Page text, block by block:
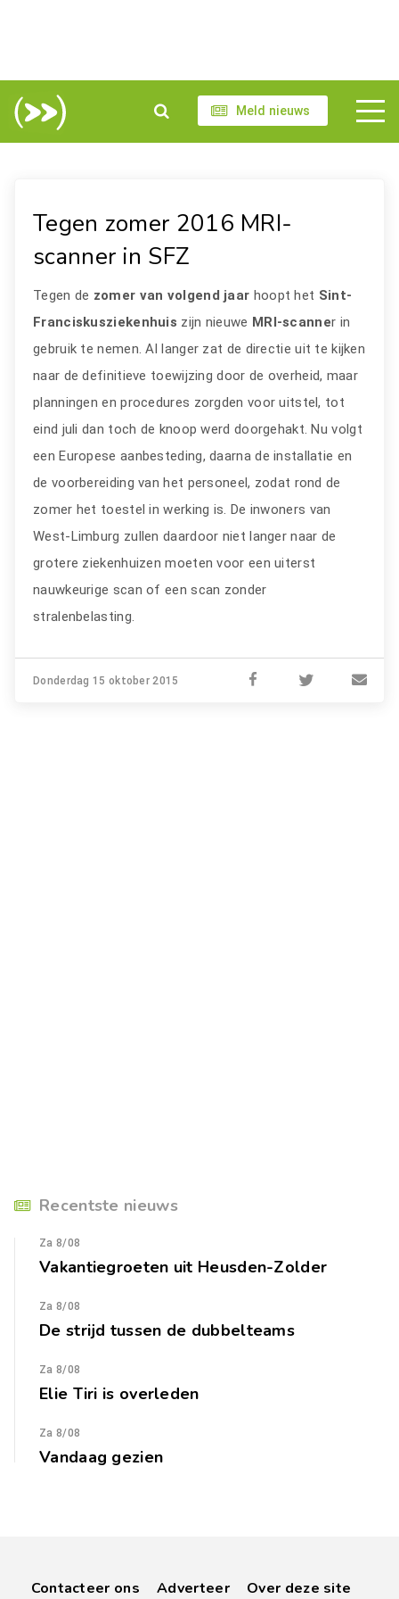
Meld nieuws
Tegen zomer 2016 MRI-
scanner in SFZ
Tegen de zomer van volgend jaar hoopt het Sint-
Franciskusziekenhuis zijn nieuwe MRI-scanner in
gebruik te nemen. Al langer zat de directie uit te kijken
naar de definitieve toewijzing door de overheid, maar
planningen en procedures zorgden voor uitstel, tot
eind juli dan toch de knoop werd doorgehakt. Nu volgt
een Europese aanbesteding, daarna de installatie en
de voorbereiding van het personeel, zodat rond de
zomer het toestel in werking is. De inwoners van
West-Limburg zullen daardoor niet langer naar de
grotere ziekenhuizen moeten voor een uiterst
nauwkeurige scan of een scan zonder
stralenbelasting.
Donderdag 15 oktober 2015
Recentste nieuws
Za 8/08
Vakantiegroeten uit Heusden-Zolder
Za 8/08
De strijd tussen de dubbelteams
Za 8/08
Elie Tiri is overleden
Za 8/08
Vandaag gezien
Contacteer ons Adverteer Over deze site